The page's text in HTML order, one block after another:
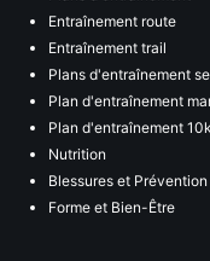
Entraînement route
Entraînement trail
Plans d'entraînement
Plan d'entraînement
Plan d'entraînement
Nutrition
Blessures et Prévention
Forme et Bien-Être